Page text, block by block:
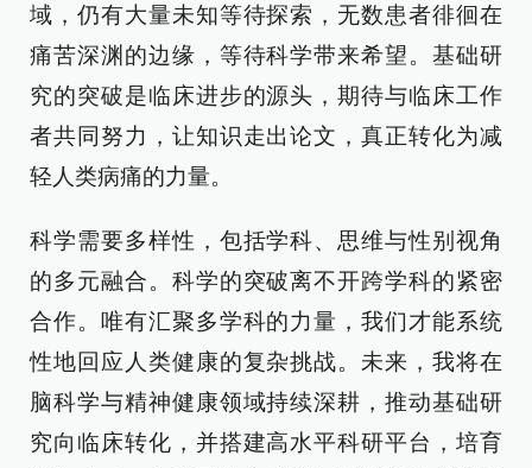
域，仍有大量未知等待探索，无数患者徘徊在
痛苦深渊的边缘，等待科学带来希望。基础研
究的突破是临床进步的源头，期待与临床工作
者共同努力，让知识走出论文，真正转化为减
轻人类病痛的力量。
科学需要多样性，包括学科、思维与性别视角
的多元融合。科学的突破离不开跨学科的紧密
合作。唯有汇聚多学科的力量，我们才能系统
性地回应人类健康的复杂挑战。未来，我将在
脑科学与精神健康领域持续深耕，推动基础研
究向临床转化，并搭建高水平科研平台，培育